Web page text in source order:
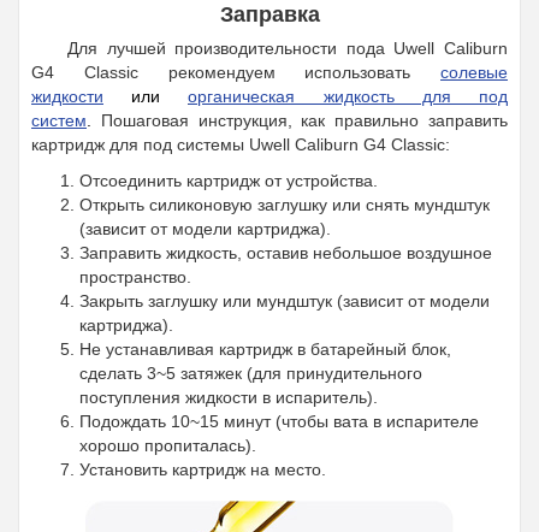
Заправка
Для лучшей производительности пода Uwell Caliburn
G4 Classic рекомендуем использовать солевые
жидкости
илиорганическая жидкость для под
систем
Пошаговая инструкция, как правильно заправить
картридж для под системы Uwell Caliburn G4 Classic:
Отсоединить картридж от устройства.
Открыть силиконовую заглушку или снять мундштук
(зависит от модели картриджа).
Заправить жидкость, оставив небольшое воздушное
пространство.
Закрыть заглушку или мундштук (зависит от модели
картриджа).
Не устанавливая картридж в батарейный блок,
сделать 3~5 затяжек (для принудительного
поступления жидкости в испаритель).
Подождать 10~15 минут (чтобы вата в испарителе
хорошо пропиталась).
Установить картридж на место.